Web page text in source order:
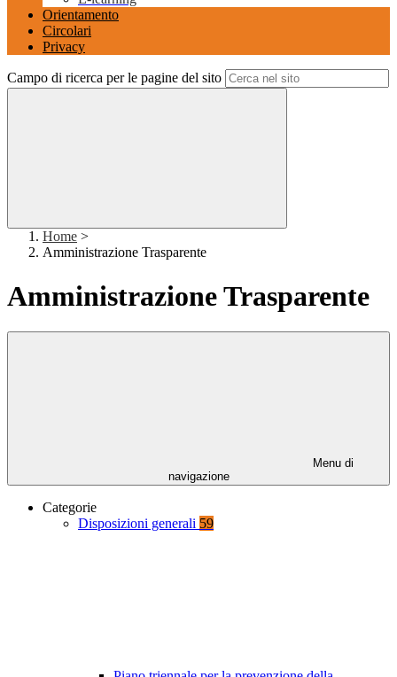
Orientamento
Circolari
Privacy
Campo di ricerca per le pagine del sito
Home >
Amministrazione Trasparente
Amministrazione Trasparente
Menu di
navigazione
Categorie
Disposizioni generali 59